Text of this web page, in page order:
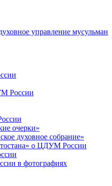
управление мусульман
России
очерки»
духовное собрание»
о ЦДУМ России
в фотографиях